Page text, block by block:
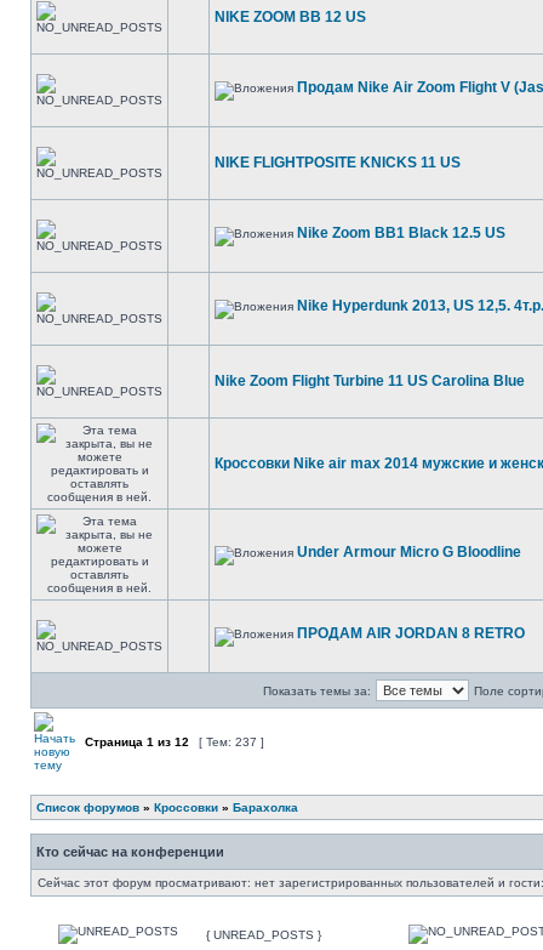
NIKE ZOOM BB 12 US
Продам Nike Air Zoom Flight V
NIKE FLIGHTPOSITE KNICKS 11 US
Nike Zoom BB1 Black 12.5 US
Nike Hyperdunk 2013, US 12,5. 4т.р.
Nike Zoom Flight Turbine 11 US Carolina Blue
Кроссовки Nike air max 2014 мужские и
Under Armour Micro G Bloodline
ПРОДАМ AIR JORDAN 8 RETRO
Показать темы за: Поле
Страница 1 из 12 [ Тем: 237 ]
Список форумов » Кроссовки » Барахолка
Кто сейчас на конференции
Сейчас этот форум просматривают: нет зарегистрированных пользователей и
{ UNREAD_POSTS }